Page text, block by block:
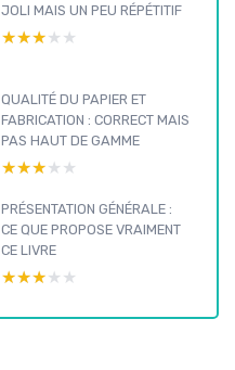
JOLI MAIS UN PEU RÉPÉTITIF
★★★★★
★★★★★
QUALITÉ DU PAPIER ET
FABRICATION : CORRECT MAIS
PAS HAUT DE GAMME
★★★★★
★★★★★
PRÉSENTATION GÉNÉRALE :
CE QUE PROPOSE VRAIMENT
CE LIVRE
★★★★★
★★★★★